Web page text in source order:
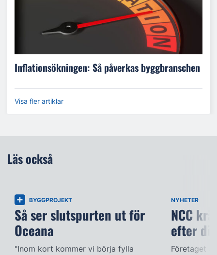
Inflationsökningen: Så påverkas byggbranschen
Visa fler artiklar
Läs också
BYGGPROJEKT
Så ser slutspurten ut för
Oceana
"Inom kort kommer vi börja fylla
NYHETER
NCC
efter
Företaget